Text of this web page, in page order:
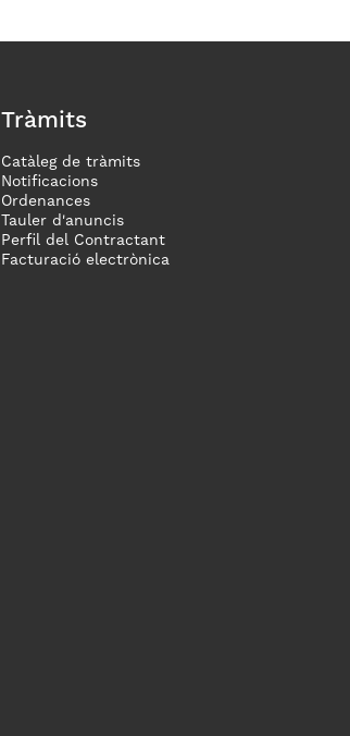
Tràmits
Catàleg de tràmits
Notificacions
Ordenances
Tauler d'anuncis
Perfil del Contractant
Facturació electrònica